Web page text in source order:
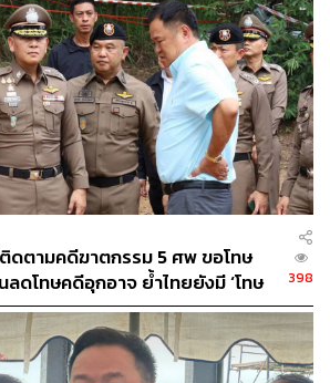
2025/08/03/opec-makes-anoth
hike-in-market-share-push-.html
ม THE STANDARD WEALTH
งๆ ที่คุณสะดวกหรือใช้งานอยู่แล้วได้เลย
ดน้ำมัน น้ำมัน
กำลังการผลิตน้ำมัน
ดตามคดีฆาตกรรม 5 ศพ ขอโทษ
ลดโทษคดีอุกอาจ ย้ำไทยยังมี ‘โทษ
398